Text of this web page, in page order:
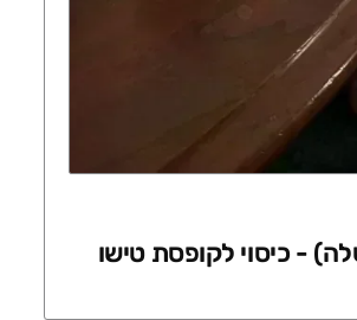
- כיסוי לקופסת טישו